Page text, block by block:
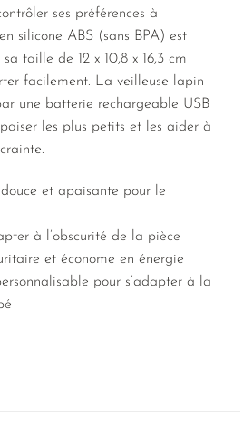
ses préférences à
silicone ABS (sans BPA) est
taille de 12 x 10,8 x 16,3 cm
facilement. La veilleuse lapin
une batterie rechargeable USB
les plus petits et les aider à
et apaisante pour le
à l’obscurité de la pièce
et économe en énergie
pour s’adapter à la